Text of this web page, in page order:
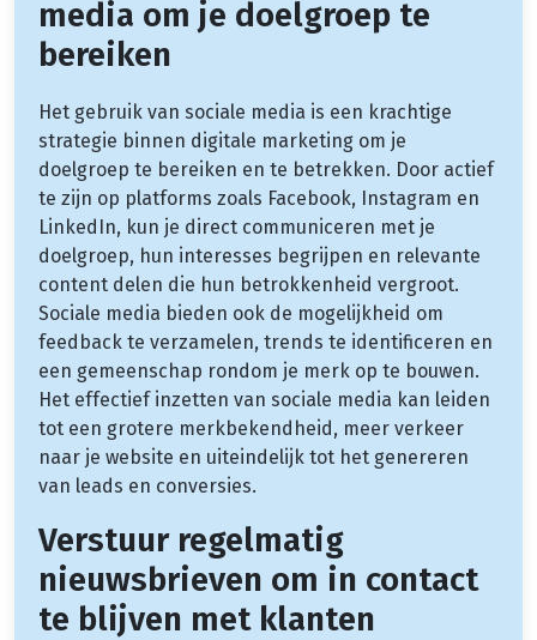
media om je doelgroep te
bereiken
Het gebruik van sociale media is een krachtige
strategie binnen digitale marketing om je
doelgroep te bereiken en te betrekken. Door actief
te zijn op platforms zoals Facebook, Instagram en
LinkedIn, kun je direct communiceren met je
doelgroep, hun interesses begrijpen en relevante
content delen die hun betrokkenheid vergroot.
Sociale media bieden ook de mogelijkheid om
feedback te verzamelen, trends te identificeren en
een gemeenschap rondom je merk op te bouwen.
Het effectief inzetten van sociale media kan leiden
tot een grotere merkbekendheid, meer verkeer
naar je website en uiteindelijk tot het genereren
van leads en conversies.
Verstuur regelmatig
nieuwsbrieven om in contact
te blijven met klanten